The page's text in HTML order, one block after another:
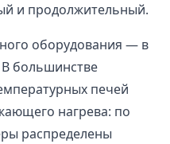
и продолжительный.
оборудования — в
В большинстве
печей
нагрева: по
распределены